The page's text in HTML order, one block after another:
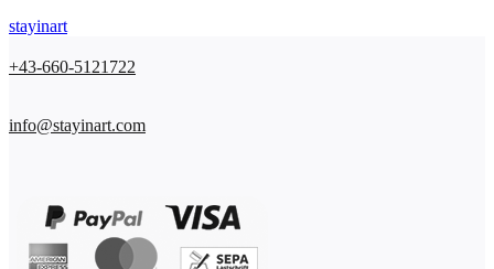
stayinart
+43-660-5121722
info@stayinart.com